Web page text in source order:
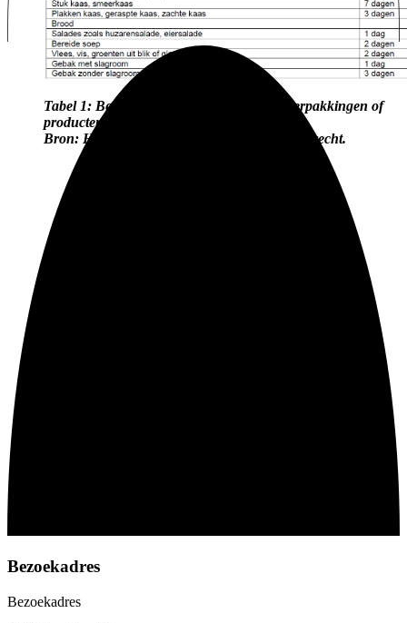
Tabel 1: Bewaartermijnen van geopende verpakkingen of
producten zonder houdbaarheidsdatum.
Bron: Hygiënische voedingsrichtlijn UMC Utrecht.
Bezoekadres
Bezoekadres